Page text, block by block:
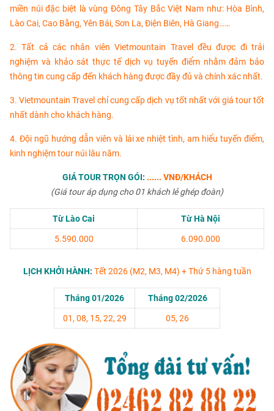
miền núi đặc biệt là vùng Đông Tây Bắc Việt Nam như: Hòa Bình,
Lào Cai, Cao Bằng, Yên Bái, Sơn La, Điện Biên, Hà Giang……
2. Tất cả các nhân viên Vietmountain Travel đều được đi trải
nghiệm và khảo sát thực tế dịch vụ tuyến điểm nhằm đảm bảo
thông tin cung cấp đến khách hàng được đầy đủ và chính xác nhất.
3. Vietmountain Travel chỉ cung cấp dịch vụ tốt nhất với giá tour tốt
nhất dành cho khách hàng.
4. Đội ngũ hướng dẫn viên và lái xe nhiệt tình, am hiểu tuyến điểm,
kinh nghiệm tour núi lâu năm.
GIÁ TOUR TRỌN GÓI: ...... VNĐ/KHÁCH
(Giá tour áp dụng cho 01 khách lẻ ghép đoàn)
Từ Lào Cai Từ Hà Nội
5.590.000 6.090.000
LỊCH KHỞI HÀNH: Tết 2026 (M2, M3, M4) + Thứ 5 hàng tuần
Tháng 01/2026 Tháng 02/2026
01, 08, 15, 22, 29 05, 26